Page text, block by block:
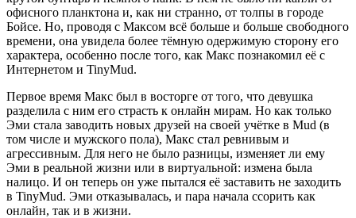
офисного планктона и, как ни странно, от толпы в городе
Бойсе. Но, проводя с Максом всё больше и больше свободного
времени, она увидела более тёмную одержимую сторону его
характера, особенно после того, как Макс познакомил её с
Интернетом и TinyMud.
Первое время Макс был в восторге от того, что девушка
разделила с ним его страсть к онлайн мирам. Но как только
Эми стала заводить новых друзей на своей учётке в Mud (в
том числе и мужского пола), Макс стал ревнивым и
агрессивным. Для него не было разницы, изменяет ли ему
Эми в реальной жизни или в виртуальной: измена была
налицо. И он теперь он уже пытался её заставить не заходить
в TinyMud. Эми отказывалась, и пара начала ссорить как
онлайн, так и в жизни.